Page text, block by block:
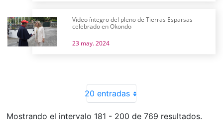
Video íntegro del pleno de Tierras Esparsas
celebrado en Okondo
23 may. 2024
20 entradas
Mostrando el intervalo 181 - 200 de 769 resultados.